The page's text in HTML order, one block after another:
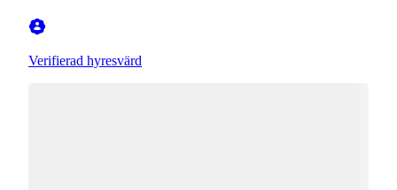
Verifierad hyresvärd